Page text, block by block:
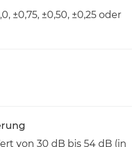
±0,75, ±0,50, ±0,25 oder
von 30 dB bis 54 dB (in